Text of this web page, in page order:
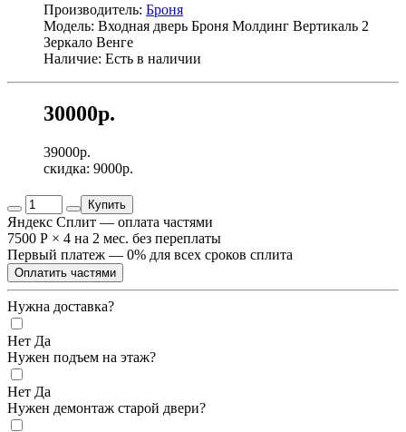
Производитель: Броня
Модель: Входная дверь Броня Молдинг Вертикаль 2
Зеркало Венге
Наличие: Есть в наличии
30000р.
39000р.
скидка: 9000р.
Купить
Яндекс Сплит — оплата частями
7500 Р × 4 на 2 мес. без переплаты
Первый платеж — 0% для всех сроков сплита
Оплатить частями
Нужна доставка?
Нет Да
Нужен подъем на этаж?
Нет Да
Нужен демонтаж старой двери?